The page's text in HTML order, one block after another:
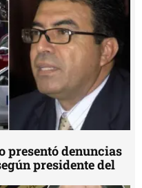
presentó denuncias
presidente del